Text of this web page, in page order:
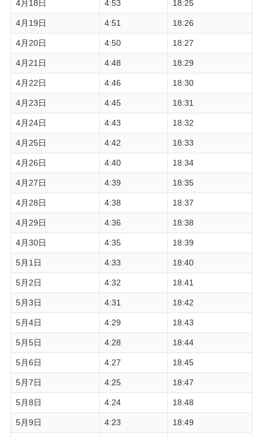
4月18日 4:53 18:25
4月19日 4:51 18:26
4月20日 4:50 18:27
4月21日 4:48 18:29
4月22日 4:46 18:30
4月23日 4:45 18:31
4月24日 4:43 18:32
4月25日 4:42 18:33
4月26日 4:40 18:34
4月27日 4:39 18:35
4月28日 4:38 18:37
4月29日 4:36 18:38
4月30日 4:35 18:39
5月1日 4:33 18:40
5月2日 4:32 18:41
5月3日 4:31 18:42
5月4日 4:29 18:43
5月5日 4:28 18:44
5月6日 4:27 18:45
5月7日 4:25 18:47
5月8日 4:24 18:48
5月9日 4:23 18:49